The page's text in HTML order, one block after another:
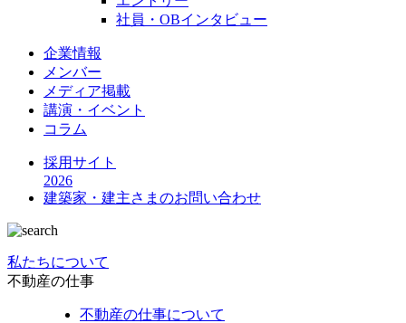
社員・OBインタビュー
企業情報
メンバー
メディア掲載
講演・イベント
コラム
採用サイト
2026
建築家・建主さまのお問い合わせ
私たちについて
不動産の仕事
不動産の仕事について